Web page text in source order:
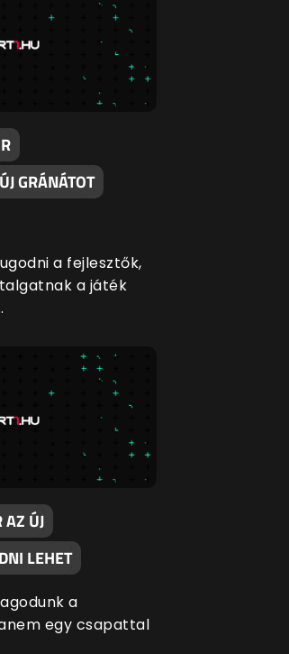
GRÁNÁTOT
a fejlesztők,
a játék
ÚJ
LEHET
a
egy csapattal